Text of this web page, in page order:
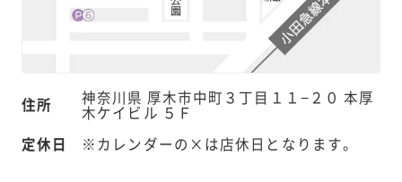
住所 神奈川県 厚木市中町３丁目１１−２０ 本厚
木ケイビル ５Ｆ
定休日
※カレンダーの×は店休日となります。